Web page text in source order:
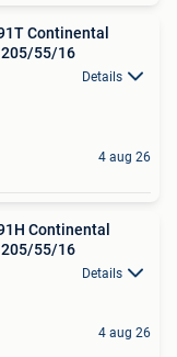
Continental
205/55/16
Details
4 aug 26
Continental
205/55/16
Details
4 aug 26